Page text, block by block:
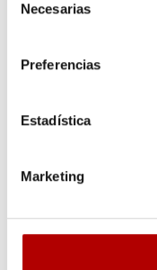
Necesarias
Preferencias
Estadística
Marketing
Automoción
Ver productos